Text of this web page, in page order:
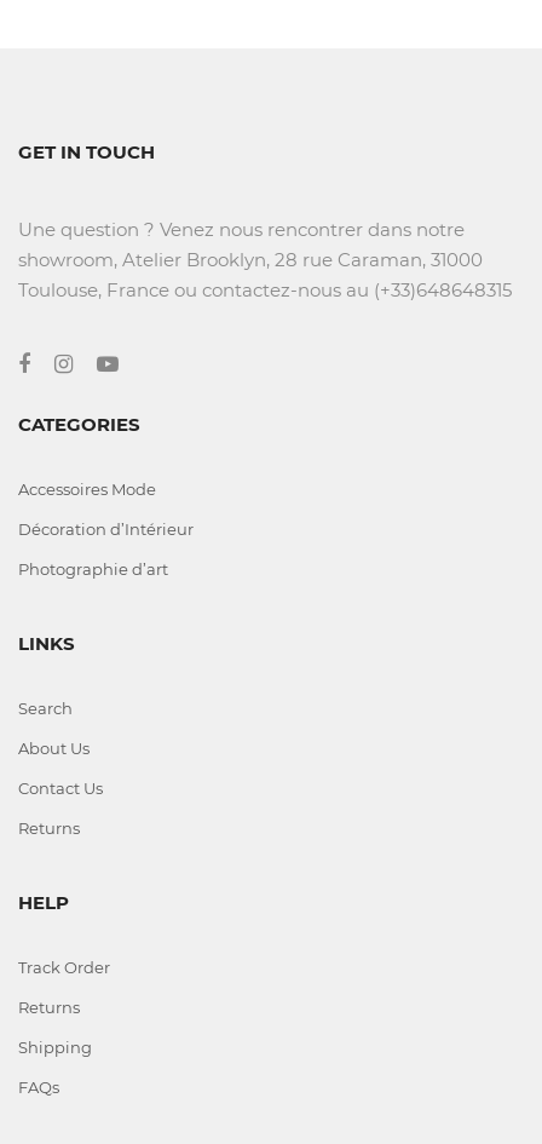
GET IN TOUCH
Une question ? Venez nous rencontrer dans notre
showroom, Atelier Brooklyn, 28 rue Caraman, 31000
Toulouse, France ou contactez-nous au (+33)648648315
CATEGORIES
Accessoires Mode
Décoration d’Intérieur
Photographie d’art
LINKS
Search
About Us
Contact Us
Returns
HELP
Track Order
Returns
Shipping
FAQs